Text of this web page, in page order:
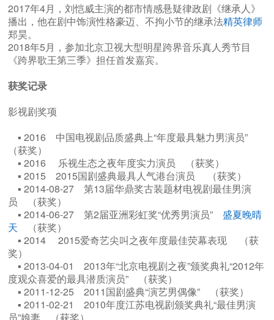
2017年4月，刘恺威主演的都市情感悬疑律政剧《继承人》
播出，他在剧中饰演性格豪迈、不拘小节的继承法精英律师
郑昊。
2018年5月，参加北京卫视大型明星跨界音乐真人秀节目
《跨界歌王第三季》担任首发嘉宾。
获奖记录
影视剧奖项
▪ 2016 中国电视剧品质盛典上“年度最具魅力男演员”
（获奖）
▪ 2016 乐视生态之夜年度实力演员 （获奖）
▪ 2015 2015国剧盛典最具人气港台演员 （获奖）
▪ 2014-08-27 第13届华鼎奖古装题材电视剧最佳男演
员 （获奖）
▪ 2014-06-27 第2届亚洲彩虹奖“优秀男演员” 盛夏晚晴
天 （获奖）
▪ 2014 2015爱奇艺尖叫之夜年度最佳荧幕表现 （获
奖）
▪ 2013-04-01 2013年“北京电视剧之夜”颁奖典礼“2012年
度观众喜爱的最具潜质演员” （获奖）
▪ 2011-12-25 2011国剧盛典“演艺男偶像” （获奖）
▪ 2011-02-21 2010年度江苏电视剧颁奖典礼“最佳男演